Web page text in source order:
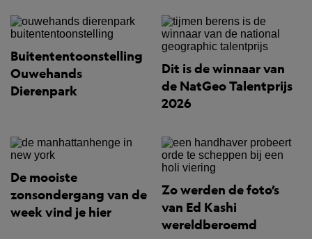
Buitententoonstelling
Ouwehands
Dierenpark
Dit is de winnaar van
de NatGeo Talentprijs
2026
De mooiste
zonsondergang van de
week vind je hier
Zo werden de foto’s
van Ed Kashi
wereldberoemd